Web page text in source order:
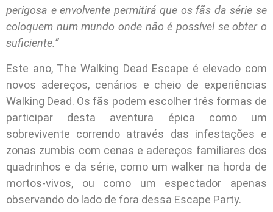
perigosa e envolvente permitirá que os fãs da série se
coloquem num mundo onde não é possível se obter o
suficiente.”
Este ano, The Walking Dead Escape é elevado com
novos adereços, cenários e cheio de experiências
Walking Dead. Os fãs podem escolher três formas de
participar desta aventura épica como um
sobrevivente correndo através das infestações e
zonas zumbis com cenas e adereços familiares dos
quadrinhos e da série, como um walker na horda de
mortos-vivos, ou como um espectador apenas
observando do lado de fora dessa Escape Party.